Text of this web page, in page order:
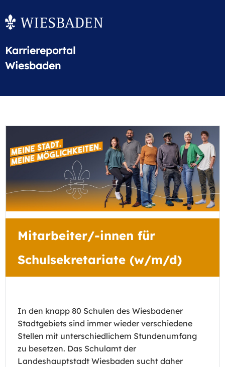
Karriereportal
Wiesbaden
Mitarbeiter/-innen für
Schulsekretariate (w/m/d)
In den knapp 80 Schulen des Wiesbadener
Stadtgebiets sind immer wieder verschiedene
Stellen mit unterschiedlichem Stundenumfang
zu besetzen. Das Schulamt der
Landeshauptstadt Wiesbaden sucht daher